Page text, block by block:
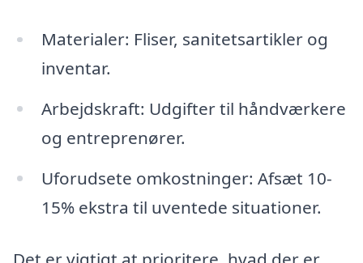
Materialer: Fliser, sanitetsartikler og
inventar.
Arbejdskraft: Udgifter til håndværkere
og entreprenører.
Uforudsete omkostninger: Afsæt 10-
15% ekstra til uventede situationer.